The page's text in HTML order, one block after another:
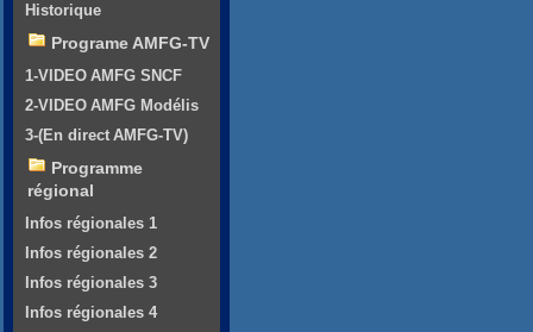
Historique
Programe AMFG-TV
1-VIDEO AMFG SNCF
2-VIDEO AMFG Modélis
3-(En direct AMFG-TV)
Programme
régional
Infos régionales 1
Infos régionales 2
Infos régionales 3
Infos régionales 4